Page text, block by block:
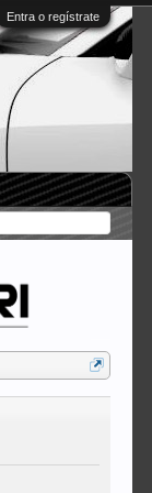
Entra o regístrate